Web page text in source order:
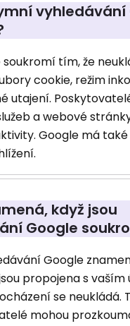
vyhledávání
soukromí tím, že
cookie, režim
utajení.
a webové
Google má
když jsou
Google
Google
propojena s vaším
se neukládá.
mohou